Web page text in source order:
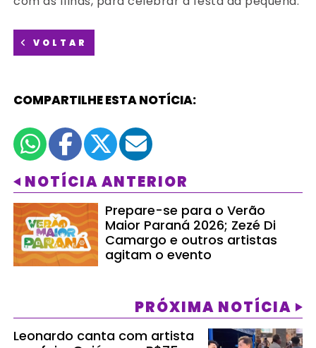
VOLTAR
COMPARTILHE ESTA NOTÍCIA:
NOTÍCIA ANTERIOR
Prepare-se para o Verão
Maior Paraná 2026; Zezé Di
Camargo e outros artistas
agitam o evento
PRÓXIMA NOTÍCIA
Leonardo canta com artista